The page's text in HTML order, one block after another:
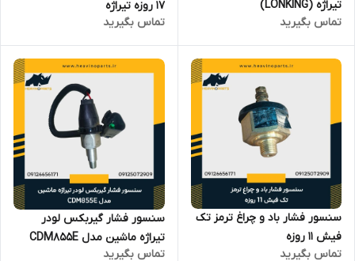
تیراژه (LONKING)
تماس بگیرید
17 روزه تیراژه
تماس بگیرید
سنسور فشار باد و چراغ ترمز تک
فیش 11 روزه
تماس بگیرید
سنسور فشار گیربکس لودر
تیراژه ماشین مدل CDM855E
تماس بگیرید